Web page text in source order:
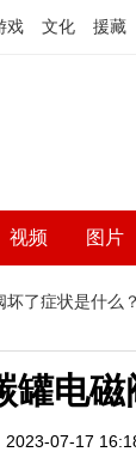
戏 文化 援藏
视频 图片
坏了症状是什么？
罐电磁
2023-07-17